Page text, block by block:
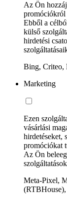
Az Ön
promóciókról
Ebből a
külső
hirdetési
Bing, Criteo,
Marketing
Ezen
vásárlási
hirdetéseket,
promóciókat
Az Ön
Meta-Pixel,